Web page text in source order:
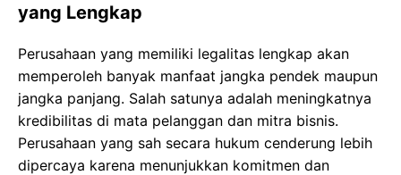
yang Lengkap
Perusahaan yang memiliki legalitas lengkap akan
memperoleh banyak manfaat jangka pendek maupun
jangka panjang. Salah satunya adalah meningkatnya
kredibilitas di mata pelanggan dan mitra bisnis.
Perusahaan yang sah secara hukum cenderung lebih
dipercaya karena menunjukkan komitmen dan